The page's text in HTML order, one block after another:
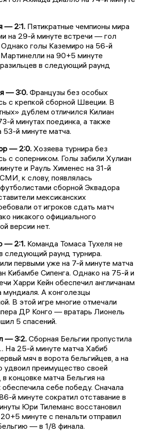
— 2:1. Пятикратные чемпионы мира
на 29-й минуте встречи — гол
голы Каземиро на 56-й
на 90+5 минуте
в следующий раунд
— 3:0. Французы без особых
с крепкой сборной Швеции. В
дублем отличился Килиан
й минутах поединка, а также
й минуте матча.
— 2:0. Хозяева турнира без
с соперником. Голы забили Хулиан
и Рауль Хименес на 31-й
к слову, появлялась
сборной Эквадора
мексиканских
от игроков сдать матч
никакого официального
версии нет.
— 2:1. Команда Томаса Тухеля не
следующий раунд турнира.
первыми уже на 7-й минуте матча
Кибамбе Сипенга. Однако на 75-й и
Харри Кейн обеспечил англичанам
А конголезцы
В этой игре многие отмечали
ДР Конго — вратарь Лионель
5 спасений.
— 3:2. Сборная Бельгии пропустила
25-й минуте матча Хабиб
мяч в ворота бельгийцев, а на
удвоил преимущество своей
концовке матча Бельгия на
себе победу. Сначала
й минуте сократил отставание в
Юри Тилеманс восстановил
минуте с пенальти отправил
— в 1/8 финала.